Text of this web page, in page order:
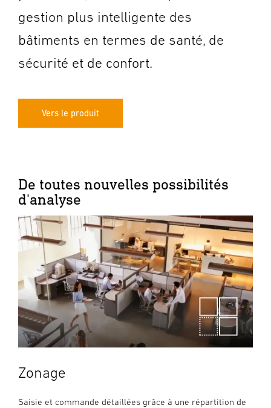
gestion plus intelligente des
bâtiments en termes de santé, de
sécurité et de confort.
Vers le produit
De toutes nouvelles possibilités
d'analyse
Zonage
Saisie et commande détaillées grâce à une répartition de